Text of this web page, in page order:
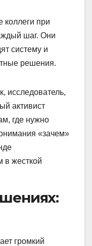
при
шаг. Они
систему и
решения.
исследователь,
активист
где нужно
«зачем»
в жесткой
громкий